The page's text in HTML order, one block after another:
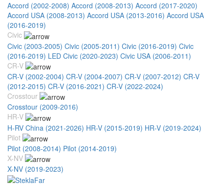
Accord (2002-2008) Accord (2008-2013) Accord (2017-2020)
Accord USA (2008-2013) Accord USA (2013-2016) Accord USA
(2016-2019)
Civic
Civic (2003-2005) Civic (2005-2011) Civic (2016-2019) Civic
(2016-2019) LED Civic (2020-2023) Civic USA (2006-2011)
CR-V
CR-V (2002-2004) CR-V (2004-2007) CR-V (2007-2012) CR-V
(2012-2015) CR-V (2016-2021) CR-V (2022-2024)
Crosstour
Crosstour (2009-2016)
HR-V
H-RV China (2021-2026) HR-V (2015-2019) HR-V (2019-2024)
Pilot
Pilot (2008-2014) Pilot (2014-2019)
X-NV
X-NV (2019-2023)